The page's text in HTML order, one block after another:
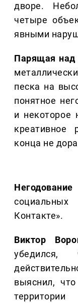
дворе.
четыре
явными
Парящая над
песка на
понятное
и некоторое
конца не
Контакте».
Виктор
убедился,
выяснил,